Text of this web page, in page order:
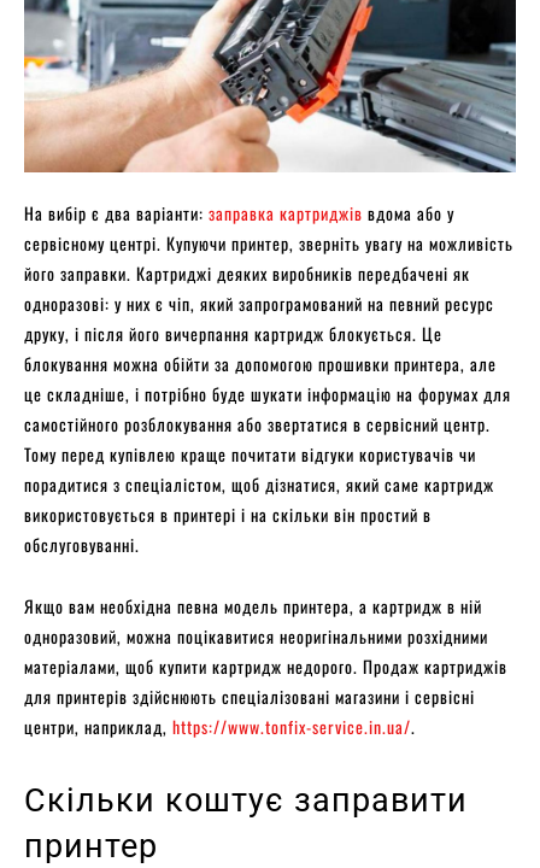
На вибір є два варіанти: заправка картриджів вдома або у
сервісному центрі. Купуючи принтер, зверніть увагу на можливість
його заправки. Картриджі деяких виробників передбачені як
одноразові: у них є чіп, який запрограмований на певний ресурс
друку, і після його вичерпання картридж блокується. Це
блокування можна обійти за допомогою прошивки принтера, але
це складніше, і потрібно буде шукати інформацію на форумах для
самостійного розблокування або звертатися в сервісний центр.
Тому перед купівлею краще почитати відгуки користувачів чи
порадитися з спеціалістом, щоб дізнатися, який саме картридж
використовується в принтері і на скільки він простий в
обслуговуванні.
Якщо вам необхідна певна модель принтера, а картридж в ній
одноразовий, можна поцікавитися неоригінальними розхідними
матеріалами, щоб купити картридж недорого. Продаж картриджів
для принтерів здійснюють спеціалізовані магазини і сервісні
центри, наприклад, https://www.tonfix-service.in.ua/.
Скільки коштує заправити
принтер